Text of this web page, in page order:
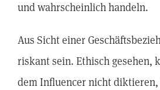
und wahrscheinlich handeln.
Aus Sicht einer
riskant sein. Ethisch gesehen,
dem Influencer nicht diktieren,